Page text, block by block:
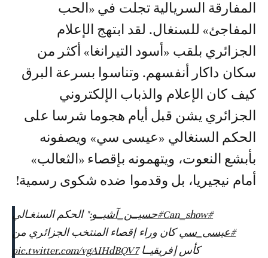
المفارقة السريالية تجلت في «الحب
المفاجئ» للسنغال. لقد ابتهج الإعلام
الجزائري بلقب «أسود التيرانغا» أكثر من
سكان داكار أنفسهم. وتناسوا بسرعة البرق
كيف كان الإعلام والذباب الإلكتروني
الجزائري يشن قبل أيام هجوما شرسا على
الحكم السنغالي «عيسى سي» ويصفونه
بأبشع النعوت، ويتهمونه بإقصاء «الثعالب»
أمام نيجيريا، بل وقدموا ضده شكوى رسمية!
#Can_show #حسيــن_آشيــو:" الحكم السنغـالي
#عيسى_سيكان وراء إقصاء المنتخب الجزائري من
كأس إفريقيــاpic.twitter.com/vgAIHdBQV7